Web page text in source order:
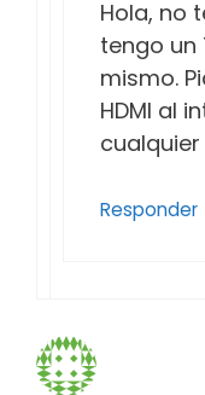
Hola, no
tengo un
mismo.
HDMI al
cualquier
Responder